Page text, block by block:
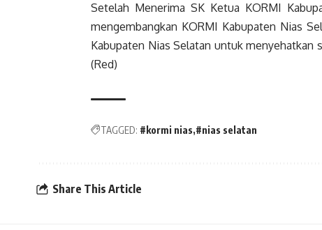
Setelah Menerima SK Ketua KORMI
mengembangkan KORMI Kabupaten Nias
Kabupaten Nias Selatan untuk
(Red)
TAGGED: #kormi nias #nias selatan
Share This Article